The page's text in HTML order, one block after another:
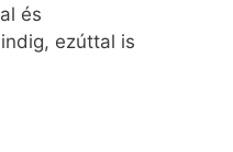
és
ezúttal is